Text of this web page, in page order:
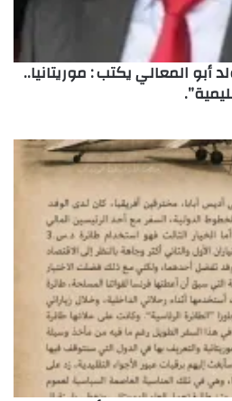
المعالي يكتب : موريتانيا..